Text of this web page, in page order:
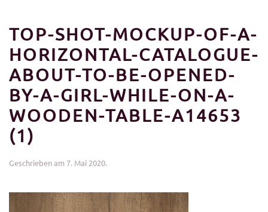
TOP-SHOT-MOCKUP-OF-A-
HORIZONTAL-CATALOGUE-
ABOUT-TO-BE-OPENED-
BY-A-GIRL-WHILE-ON-A-
WOODEN-TABLE-A14653
(1)
Geschrieben am 7. Mai 2020.